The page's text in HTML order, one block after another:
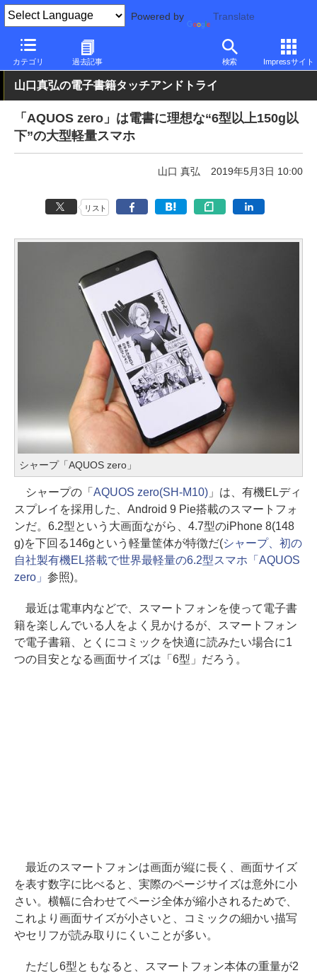
Powered by Translate
カテゴリ 過去記事 検索 Impressサイト
PC Watch パソコン/タブレット/スマートフォン スマートフォン
山口真弘の電子書籍タッチアンドトライ
「AQUOS zero」は電書に理想な“6型以上150g以
下”の大型軽量スマホ
山口 真弘 2019年5月3日 10:00
リスト
シャープ「AQUOS zero」
シャープの「 AQUOS zero(SH-M10)」は、有機ELディ
スプレイを採用した、Android 9 Pie搭載のスマートフォ
ンだ。6.2型という大画面ながら、4.7型のiPhone 8(148
g)を下回る146gという軽量筐体が特徴だ(シャープ、初の
自社製有機EL搭載で世界最軽量の6.2型スマホ「AQUOS
zero」 参照)。
最近は電車内などで、スマートフォンを使って電子書
籍を楽しんでいる人をよく見かけるが、スマートフォン
で電子書籍、とくにコミックを快適に読みたい場合に1
つの目安となる画面サイズは「6型」だろう。
最近のスマートフォンは画面が縦に長く、画面サイズ
を表す数字に比べると、実際のページサイズは意外に小
さい。横幅に合わせてページ全体が縮小されるためで、
これより画面サイズが小さいと、コミックの細かい描写
やセリフが読み取りにくいことが多い。
ただし6型ともなると、スマートフォン本体の重量が2